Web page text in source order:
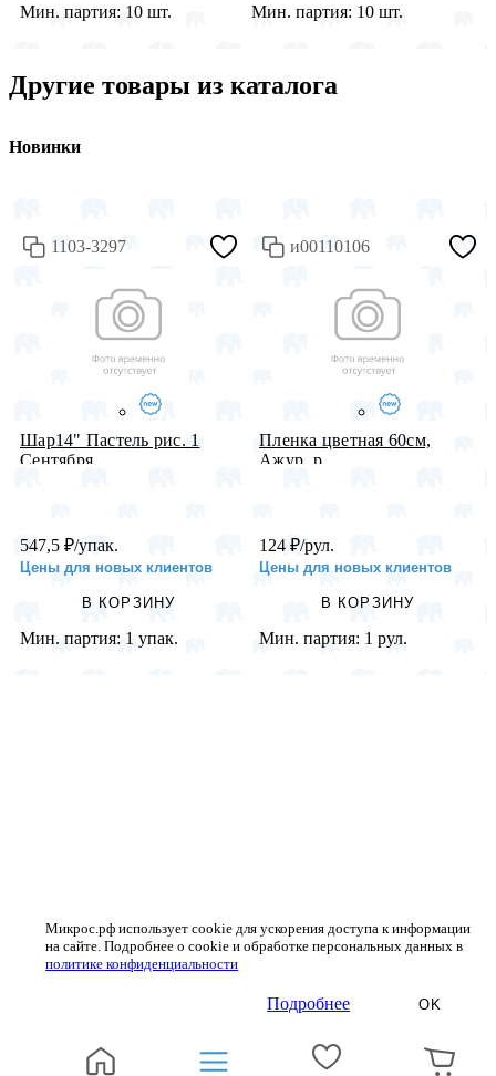
Мин. партия: 10 шт. Мин. партия: 10 шт.
Другие товары из каталога
Новинки
1103-3297
Шар14" Пастель рис. 1
Сентября...
547,5 ₽/упак.
Цены для новых клиентов
В КОРЗИНУ
Мин. партия: 1 упак.
и00110106
Пленка цветная 60см,
Ажур, р...
124 ₽/рул.
Цены для новых клиентов
В КОРЗИНУ
Мин. партия: 1 рул.
Микрос.рф использует cookie для ускорения доступа к информации
на сайте. Подробнее о cookie и обработке персональных данных в
политике конфиденциальности
Подробнее OK